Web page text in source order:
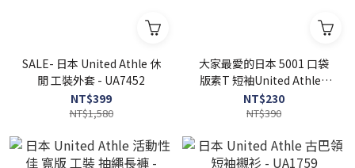
SALE- 日本 United Athle 休
閒 工裝外套 - UA7452
NT$399
NT$1,580
大家最愛的日本 5001 口袋
版素T 短袖United Athle -
UA5006
NT$230
NT$390